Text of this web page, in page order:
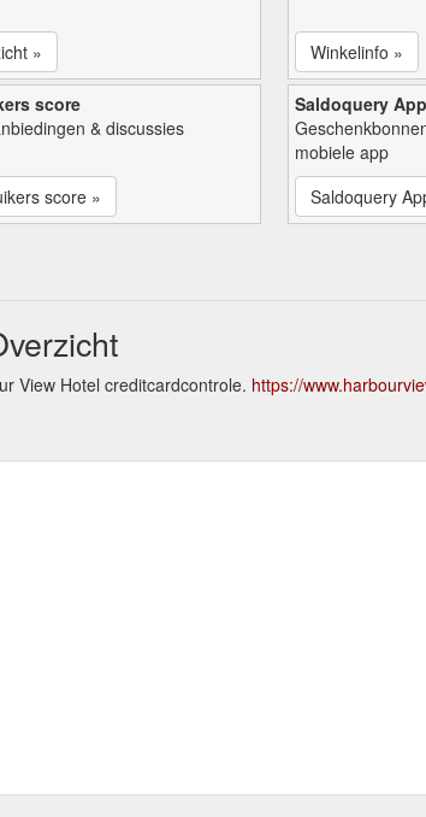
» Winkelinfo »
score
& discussies
score »
Saldoquery App
mobiele app
Saldoquery
View Hotel creditcardcontrole. https://